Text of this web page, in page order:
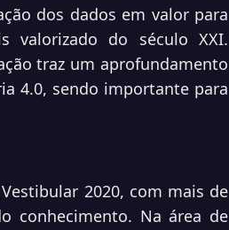
dos dados em valor para
valorizado do século XXI.
traz um aprofundamento
4.0, sendo importante para
2020, com mais de
conhecimento. Na área de